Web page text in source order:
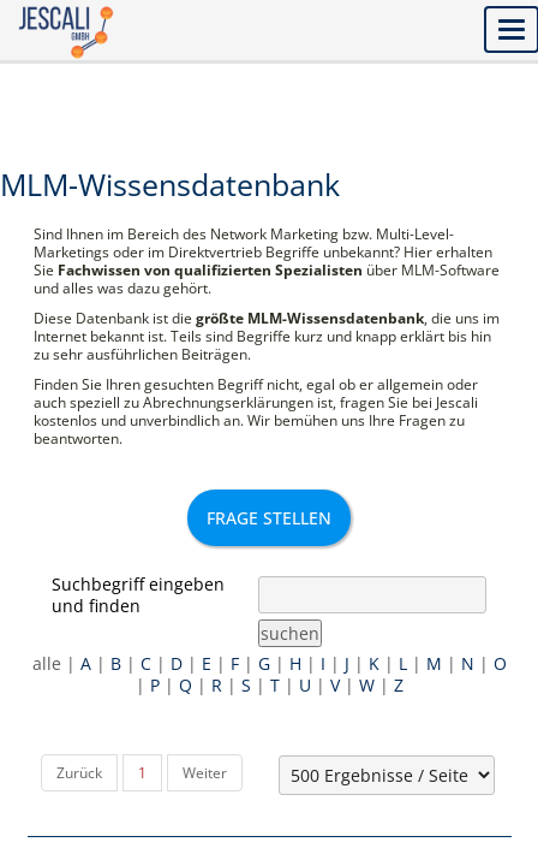
MLM-Wissensdatenbank
Sind Ihnen im Bereich des Network Marketing bzw. Multi-Level-
Marketings oder im Direktvertrieb Begriffe unbekannt? Hier erhalten
Sie Fachwissen von qualifizierten Spezialisten über MLM-Software
und alles was dazu gehört.
Diese Datenbank ist die größte MLM-Wissensdatenbank, die uns im
Internet bekannt ist. Teils sind Begriffe kurz und knapp erklärt bis hin
zu sehr ausführlichen Beiträgen.
Finden Sie Ihren gesuchten Begriff nicht, egal ob er allgemein oder
auch speziell zu Abrechnungserklärungen ist, fragen Sie bei Jescali
kostenlos und unverbindlich an. Wir bemühen uns Ihre Fragen zu
beantworten.
FRAGE STELLEN
Suchbegriff eingeben
und finden
suchen
alle | A | B| C| D| E | F| G| H | I | J | K| L| M | N | O
| P| Q | R| S | T| U | V| W| Z
Zurück 1 Weiter